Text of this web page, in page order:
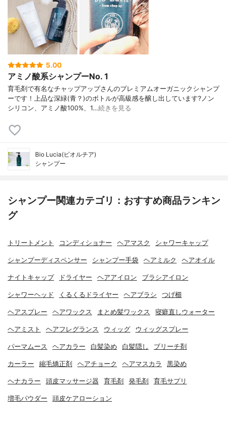
5.00
アミノ酸系シャンプーNo. 1
育毛剤で有名なチャップアップさんのプレミアムオーガニックシャンプ
ーです！上品な深緑(青？)のボトルが高級感を醸し出しています?ノン
シリコン、アミノ酸100%、1…続きを見る
Bio Lucia(ビオルチア)
シャンプー
シャンプー関連カテゴリ：おすすめ商品ランキン
グ
トリートメント コンディショナー ヘアマスク シャワーキャップ
シャンプーディスペンサー シャンプー手袋 ヘアミルク ヘアオイル
ナイトキャップ ドライヤー ヘアアイロン ブラシアイロン
シャワーヘッド くるくるドライヤー ヘアブラシ つげ櫛
ヘアスプレー ヘアワックス まとめ髪ワックス 寝癖直しウォーター
ヘアミスト ヘアフレグランス ウィッグ ウィッグスプレー
パーマムース ヘアカラー 白髪染め 白髪隠し ブリーチ剤
カーラー 縮毛矯正剤 ヘアチョーク ヘアマスカラ 黒染め
ヘナカラー 頭皮マッサージ器 育毛剤 発毛剤 育毛サプリ
増毛パウダー 頭皮ケアローション